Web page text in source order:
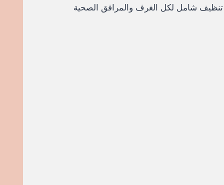
تنظيف شامل لكل الغرف والمرافق الصحية